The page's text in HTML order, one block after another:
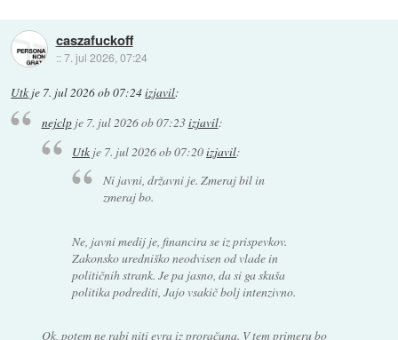
caszafuckoff
::7. jul 2026, 07:24
Utk je 7. jul 2026 ob 07:24izjavil:
nejclpje 7. jul 2026 ob 07:23izjavil:
Utk je 7. jul 2026 ob 07:20izjavil:
Ni javni, državni je. Zmeraj bil in
zmeraj bo.
Ne, javni medij je, financira se iz prispevkov.
Zakonsko uredniško neodvisen od vlade in
političnih strank. Je pa jasno, da si ga skuša
politika podrediti, Jajo vsakič bolj intenzivno.
Ok, potem ne rabi niti evra iz proračuna. V tem primeru bo